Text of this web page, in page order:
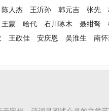
陈人杰 王沂孙 韩元吉 张先
王蒙 哈代 石川啄木 聂绀弩
王政佳 安庆恩 吴淮生 南